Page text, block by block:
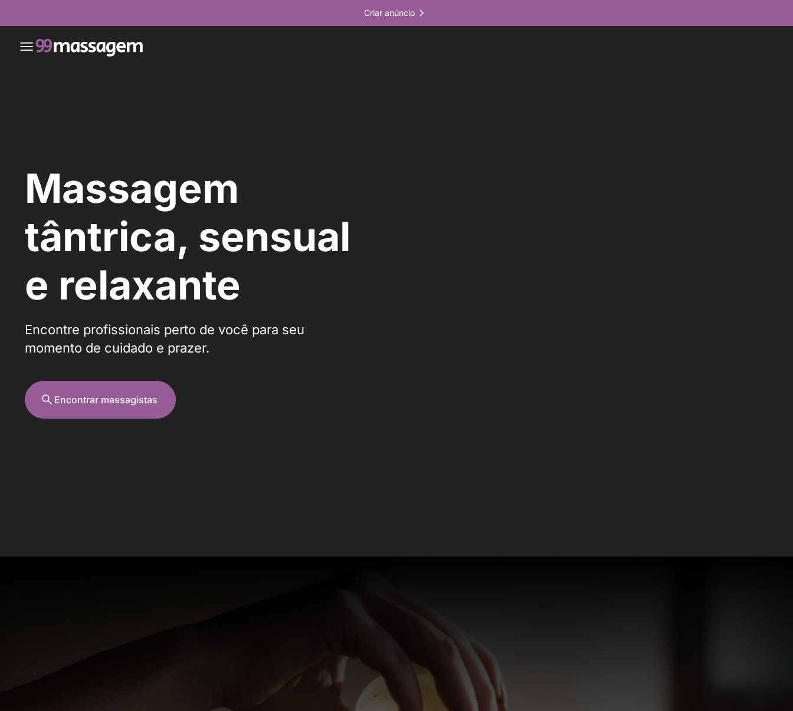
Criar anúncio
Massagem
tântrica, sensual
e relaxante
Encontre profissionais perto de você para seu
momento de cuidado e prazer.
Encontrar massagistas